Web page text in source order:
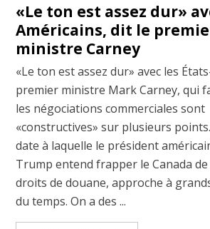
«Le ton est assez dur»
Américains, dit le
ministre Carney
«Le ton est assez dur» avec les
premier ministre Mark Carney, qui
les négociations commerciales sont
«constructives» sur plusieurs
date à laquelle le président
Trump entend frapper le Canada
droits de douane, approche à
du temps. On a des ...